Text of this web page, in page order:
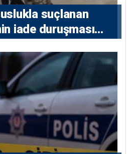
suçlanan
iade duruşması